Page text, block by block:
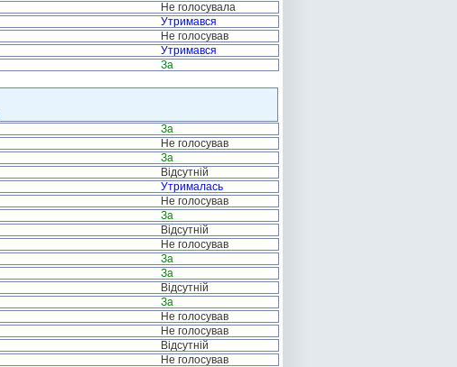
Не голосувала
Утримався
Не голосував
Утримався
За
За
Не голосував
За
Відсутній
Утрималась
Не голосував
За
Відсутній
Не голосував
За
За
Відсутній
За
Не голосував
Не голосував
Відсутній
Не голосував